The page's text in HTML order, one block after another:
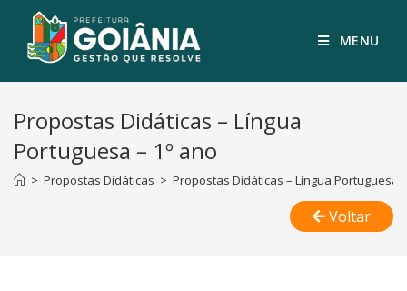
MENU
Propostas Didáticas – Língua
Portuguesa – 1º ano
> Propostas Didáticas > Propostas Didáticas – Língua Portuguesa
Voltar